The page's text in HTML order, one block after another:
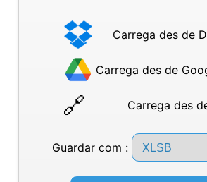
Carrega des de
Carrega des de
Carrega des
Guardar com :